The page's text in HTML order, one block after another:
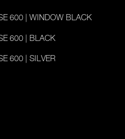
600 | WINDOW BLACK
600 | BLACK
600 | SILVER